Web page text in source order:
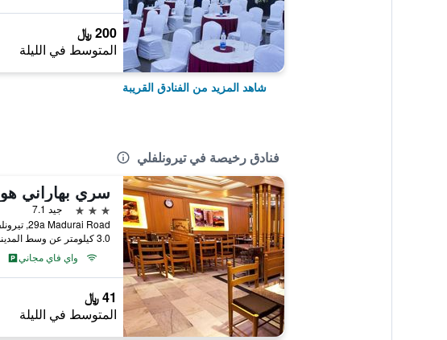
200 ﷼
المتوسط في الليلة
شاهد المزيد من الفنادق القريبة
فنادق رخيصة في تيرونلفلي
سري بهاراني
3 نجوم
جيد 7.1
29a Madurai Road, تيرونلفلي, الهند
3.0 كيلومتر عن وسط المدينة
واي فاي مجاني
41 ﷼
المتوسط في الليلة